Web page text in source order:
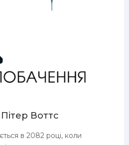
Воттс
в 2082 році, коли